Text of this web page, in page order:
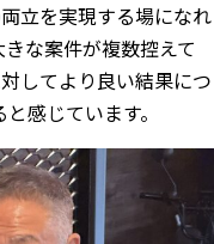
立を実現する場になれ
な案件が複数控えて
してより良い結果につ
感じています。